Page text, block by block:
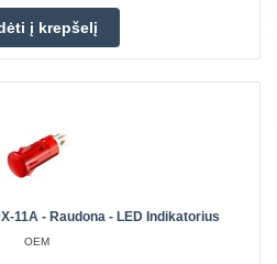
į krepšelį
11A - Raudona - LED Indikatorius
OEM